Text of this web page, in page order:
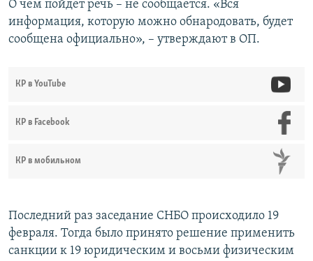
О чем пойдет речь – не сообщается. «Вся
информация, которую можно обнародовать, будет
сообщена официально», – утверждают в ОП.
КР в YouTube
КР в Facebook
КР в мобильном
Последний раз заседание СНБО происходило 19
февраля. Тогда было принято решение применить
санкции к 19 юридическим и восьми физическим